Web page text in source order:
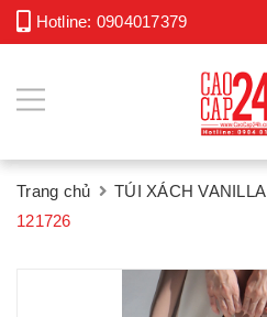
Hotline: 0904017379
Trang chủ TÚI XÁCH VANILLA
121726